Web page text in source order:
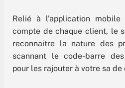
Relié à l’application
compte de chaque client, le
reconnaitre la nature des
scannant le code-barre
pour les rajouter à votre sa de